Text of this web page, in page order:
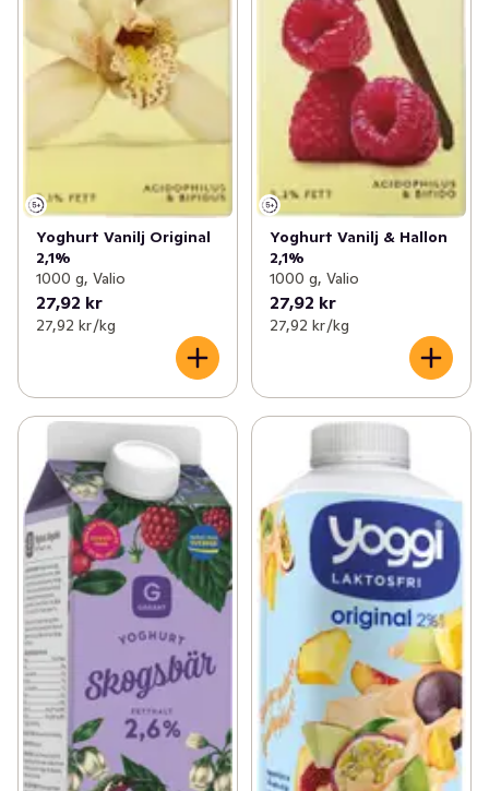
Yoghurt Vanilj Original
2,1%
1000 g, Valio
27,92 kr
27,92 kr /kg
Yoghurt Vanilj & Hallon
2,1%
1000 g, Valio
27,92 kr
27,92 kr /kg